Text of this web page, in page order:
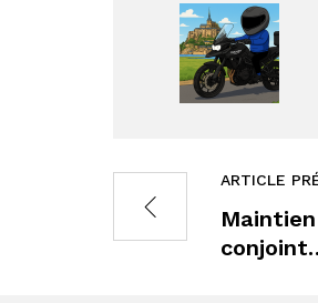
ARTICLE